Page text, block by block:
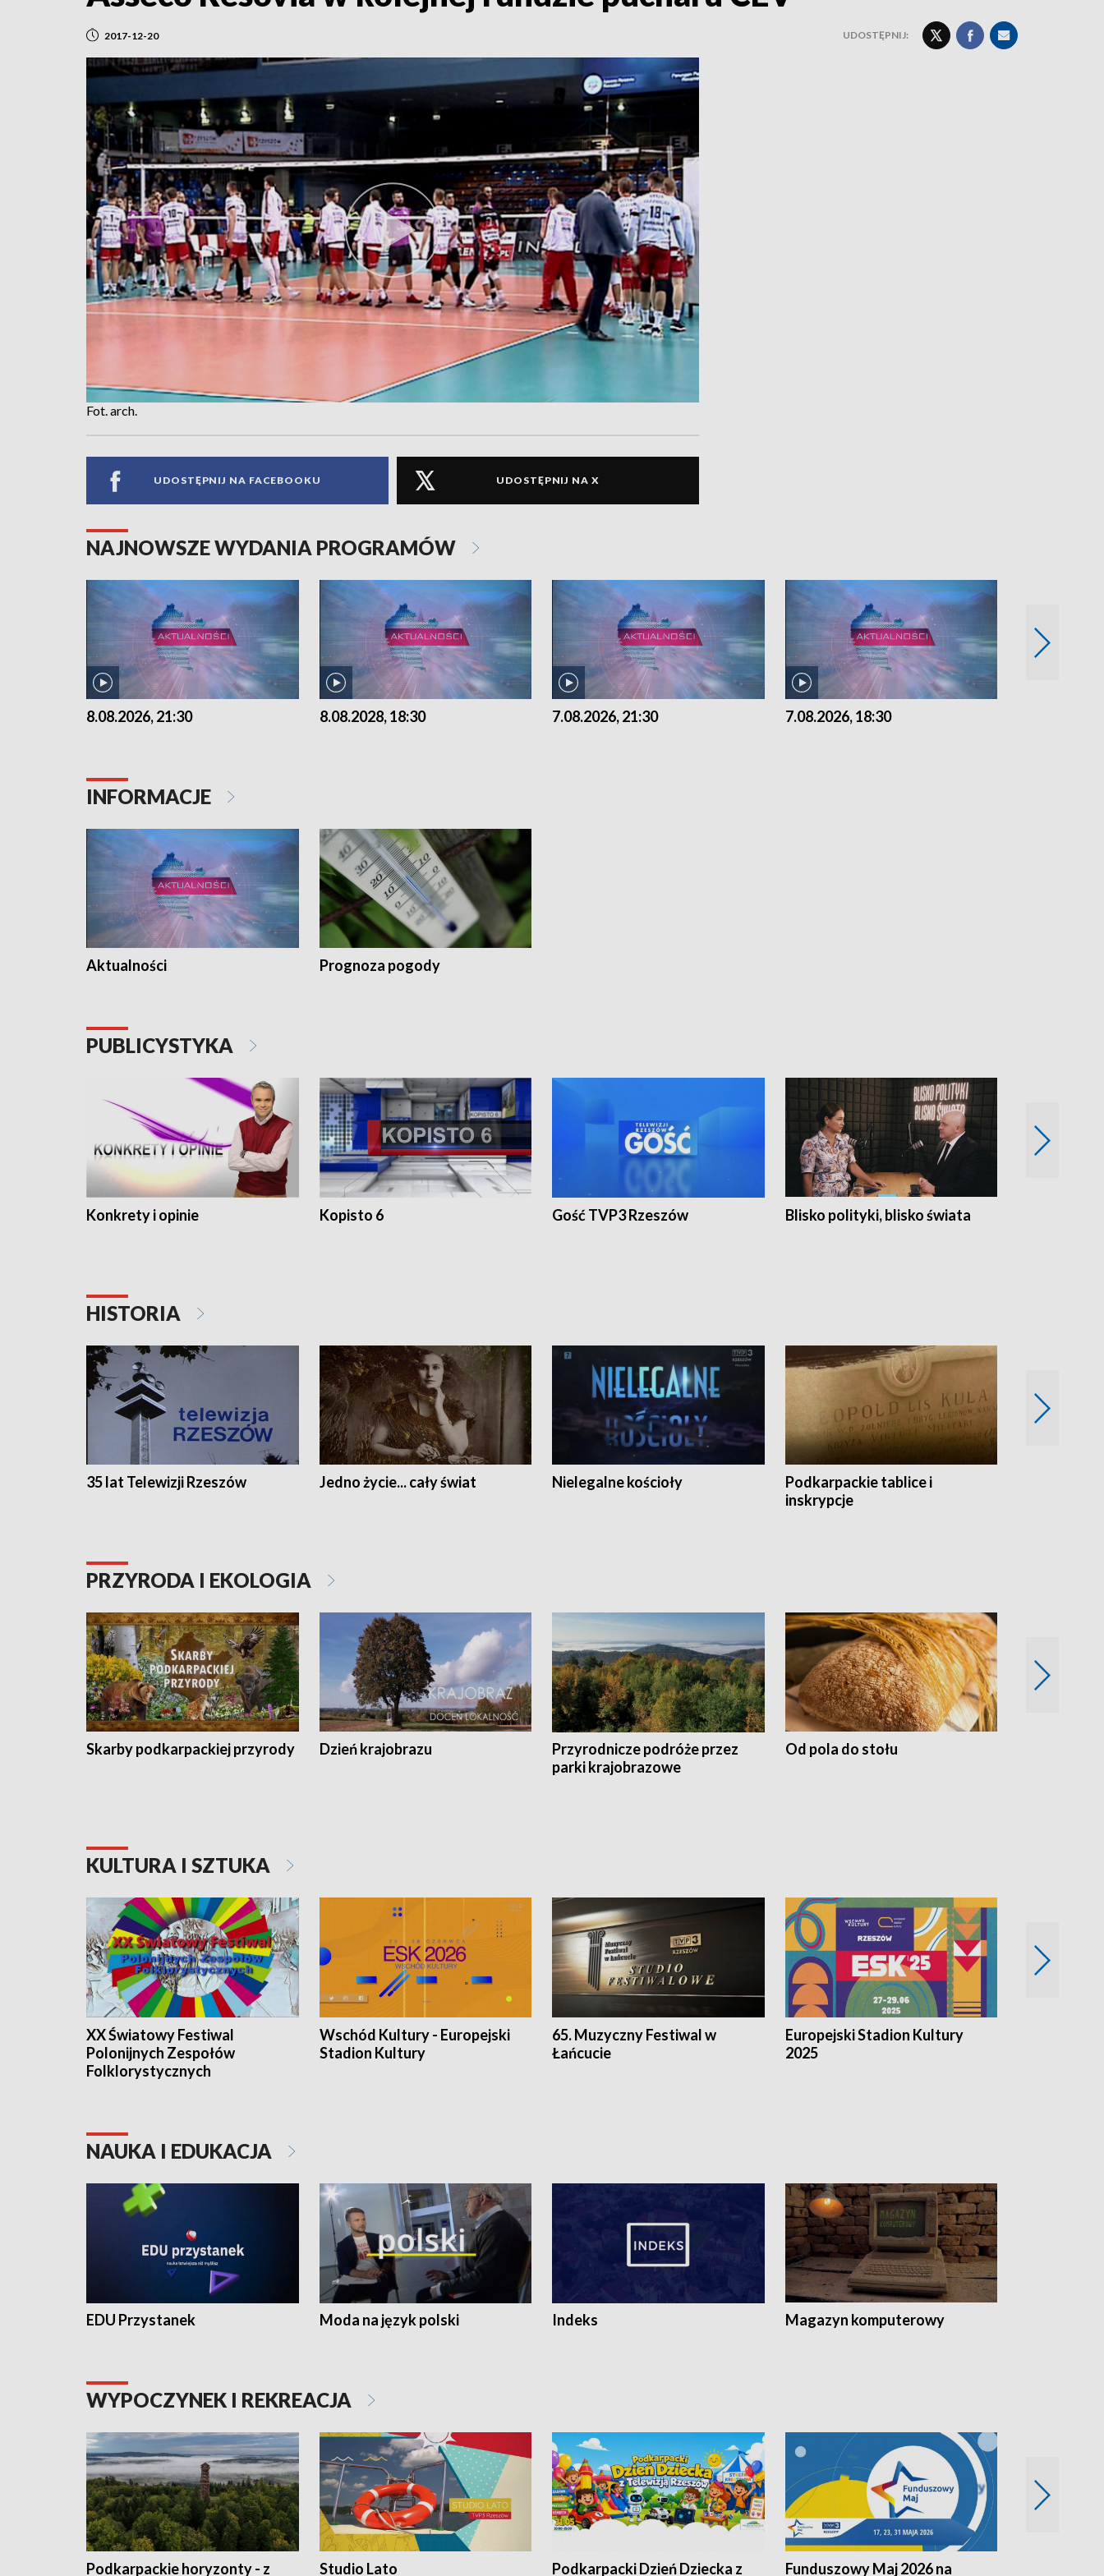
2017-12-20 UDOSTĘPNIJ:
Fot. arch.
UDOSTĘPNIJ NA FACEBOOKU UDOSTĘPNIJ NA X
NAJNOWSZE WYDANIA PROGRAMÓW
8.08.2026, 21:30 8.08.2028, 18:30 7.08.2026, 21:30 7.08.2026, 18:30
INFORMACJE
Aktualności Prognoza pogody
PUBLICYSTYKA
Konkrety i opinie Kopisto 6 Gość TVP3 Rzeszów Blisko polityki, blisko świata
HISTORIA
35 lat Telewizji Rzeszów Jedno życie... cały świat Nielegalne kościoły
Podkarpackie tablice i
inskrypcje
PRZYRODA I EKOLOGIA
Skarby podkarpackiej przyrody Dzień krajobrazu
Przyrodnicze podróże przez
parki krajobrazowe
Od pola do stołu
KULTURA I SZTUKA
XX Światowy Festiwal
Polonijnych Zespołów
Folklorystycznych
Wschód Kultury - Europejski
Stadion Kultury
65. Muzyczny Festiwal w
Łańcucie
Europejski Stadion Kultury
2025
NAUKA I EDUKACJA
EDU Przystanek Moda na język polski Indeks Magazyn komputerowy
WYPOCZYNEK I REKREACJA
Podkarpackie horyzonty - z Studio Lato Podkarpacki Dzień Dziecka z Funduszowy Maj 2026 na